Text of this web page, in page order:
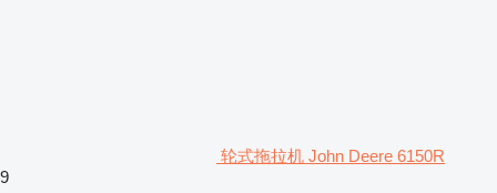
轮式拖拉机 John Deere 6150R
9